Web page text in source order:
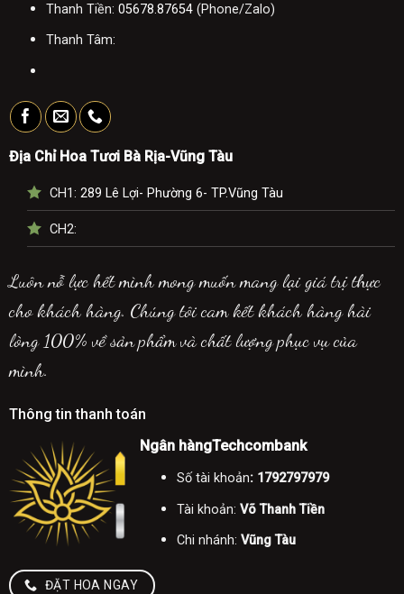
Thanh Tiền: 05678.87654(Phone/Zalo)
Thanh Tâm:
Địa Chỉ Hoa Tươi Bà Rịa-Vũng Tàu
CH1: 289 Lê Lợi- Phường 6- TP.Vũng Tàu
CH2:
Luôn nỗ lực hết mình mong muốn mang lại giá trị thực
cho khách hàng. Chúng tôi cam kết khách hàng hài
lòng 100% về sản phẩm và chất lượng phục vụ của
mình.
Thông tin thanh toán
Ngân hàngTechcombank
Số tài khoản: 1792797979
Tài khoản: Võ Thanh Tiền
Chi nhánh: Vũng Tàu
ĐẶT HOA NGAY